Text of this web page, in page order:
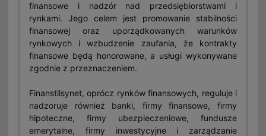
finansowe i nadzór nad przedsiębiorstwami i
rynkami. Jego celem jest promowanie stabilności
finansowej oraz uporządkowanych warunków
rynkowych i wzbudzenie zaufania, że kontrakty
finansowe będą honorowane, a usługi wykonywane
zgodnie z przeznaczeniem.
Finanstilsynet, oprócz rynków finansowych, reguluje i
nadzoruje również banki, firmy finansowe, firmy
hipoteczne, firmy ubezpieczeniowe, fundusze
emerytalne, firmy inwestycyjne i zarządzanie